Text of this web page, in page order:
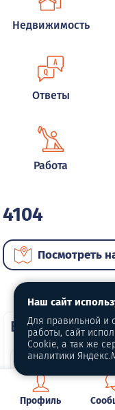
Недвижимость
Ответы
Работа
4104
Посмотреть
ВИП
Профиль
Наш сайт
Для правильной и
работы, сайт
Cookie, а так же
аналитики